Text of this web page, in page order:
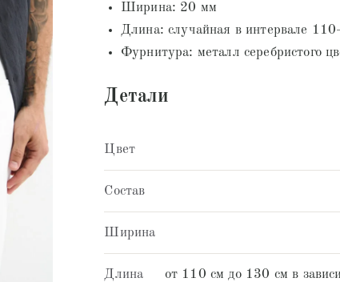
Ширина: 20 мм
Длина: случайная в интервале
Фурнитура: металл серебристого
Детали
Цвет
Состав
Ширина
Длина от 110 см до 130 см в